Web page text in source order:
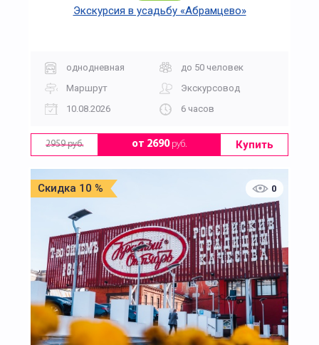
Экскурсия в усадьбу «Абрамцево»
однодневная
до 50 человек
Маршрут
Экскурсовод
10.08.2026
6 часов
2959 руб. от 2690руб. Купить
Скидка 10 % 0